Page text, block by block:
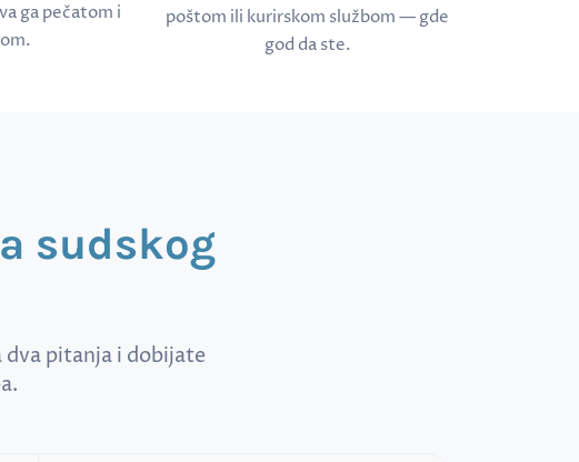
ga pečatom i
poštom ili kurirskom službom — gde
god da ste.
sudskog
pitanja i dobijate